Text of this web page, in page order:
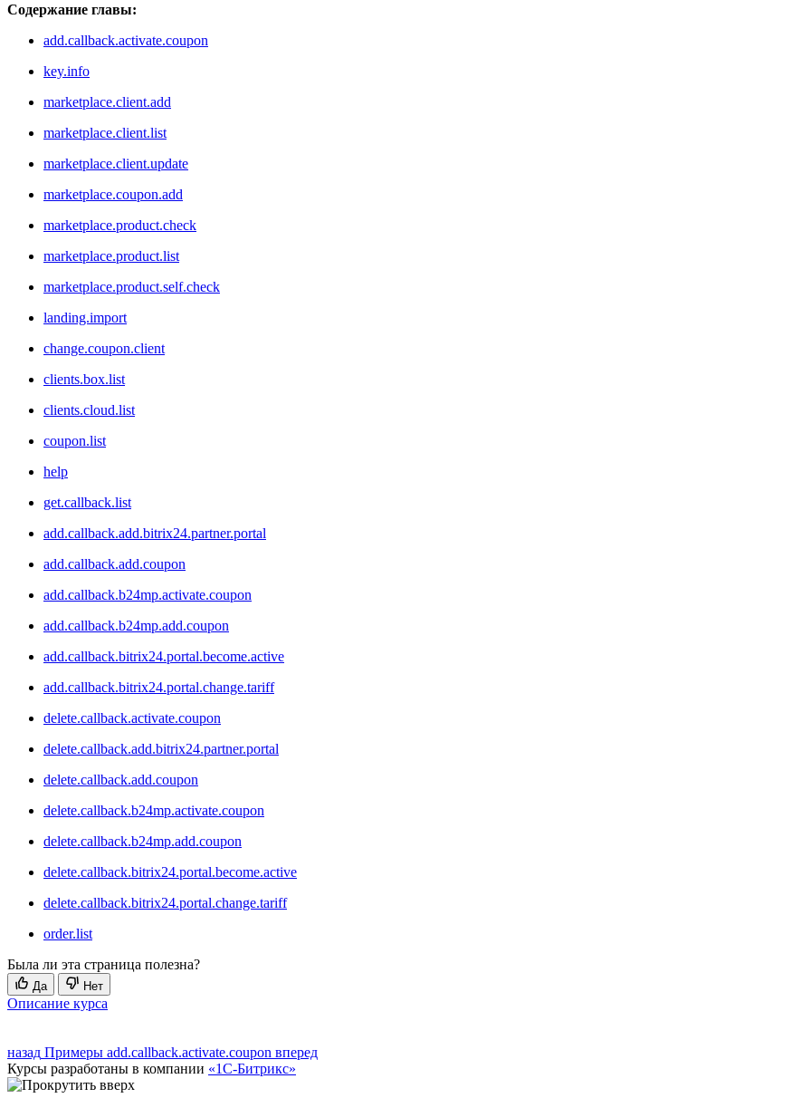
Содержание главы:
add.callback.activate.coupon
key.info
marketplace.client.add
marketplace.client.list
marketplace.client.update
marketplace.coupon.add
marketplace.product.check
marketplace.product.list
marketplace.product.self.check
landing.import
change.coupon.client
clients.box.list
clients.cloud.list
coupon.list
help
get.callback.list
add.callback.add.bitrix24.partner.portal
add.callback.add.coupon
add.callback.b24mp.activate.coupon
add.callback.b24mp.add.coupon
add.callback.bitrix24.portal.become.active
add.callback.bitrix24.portal.change.tariff
delete.callback.activate.coupon
delete.callback.add.bitrix24.partner.portal
delete.callback.add.coupon
delete.callback.b24mp.activate.coupon
delete.callback.b24mp.add.coupon
delete.callback.bitrix24.portal.become.active
delete.callback.bitrix24.portal.change.tariff
order.list
Была ли эта страница полезна?
Да Нет
Описание курса
назад Примеры add.callback.activate.coupon вперед
Курсы разработаны в компании «1С-Битрикс»